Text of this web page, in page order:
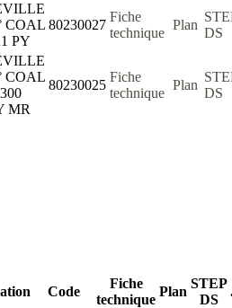
COAL
PY
80230027
Fiche
technique
Plan
DS
COAL
MR
80230025
Fiche
technique
Plan
DS
Code
Fiche
technique
Plan
STEP
DS